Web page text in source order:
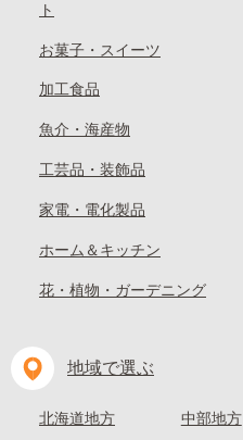
ト
お菓子・スイーツ
加工食品
魚介・海産物
工芸品・装飾品
家電・電化製品
ホーム＆キッチン
花・植物・ガーデニング
地域で選ぶ
北海道地方 中部地方